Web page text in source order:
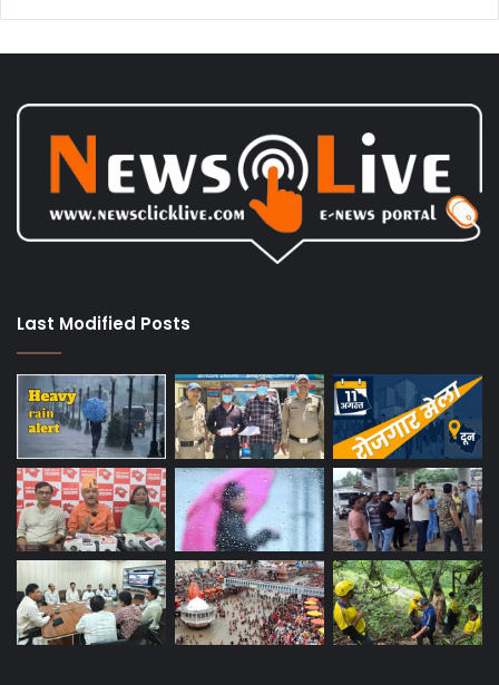
Last Modified Posts